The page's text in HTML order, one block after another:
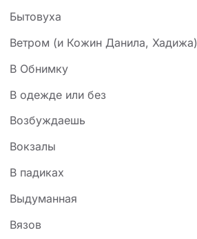
Бытовуха
Ветром (и Кожин Данила, Хадижа)
В Обнимку
В одежде или без
Возбуждаешь
Вокзалы
В падиках
Выдуманная
Вязов